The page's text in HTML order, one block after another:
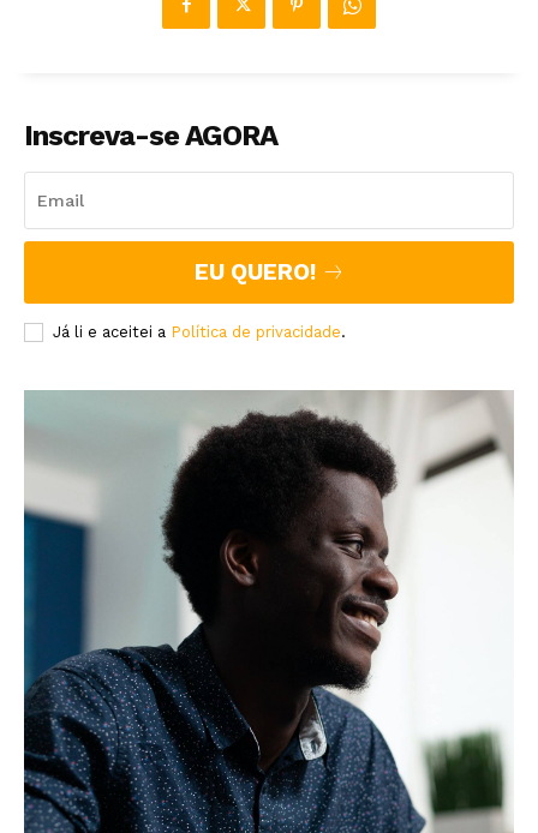
Inscreva-se AGORA
EU QUERO!
Já li e aceitei a Política de privacidade.